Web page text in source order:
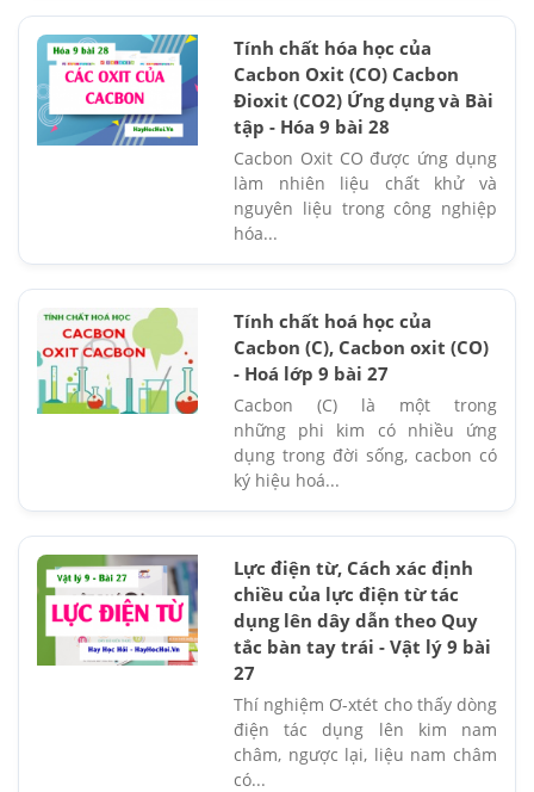
Tính chất hóa học của
Cacbon Oxit (CO) Cacbon
Đioxit (CO2) Ứng dụng và Bài
tập - Hóa 9 bài 28
Cacbon Oxit CO được ứng dụng
làm nhiên liệu chất khử và
nguyên liệu trong công nghiệp
hóa...
Tính chất hoá học của
Cacbon (C), Cacbon oxit (CO)
- Hoá lớp 9 bài 27
Cacbon (C) là một trong
những phi kim có nhiều ứng
dụng trong đời sống, cacbon có
ký hiệu hoá...
Lực điện từ, Cách xác định
chiều của lực điện từ tác
dụng lên dây dẫn theo Quy
tắc bàn tay trái - Vật lý 9 bài
27
Thí nghiệm Ơ-xtét cho thấy dòng
điện tác dụng lên kim nam
châm, ngược lại, liệu nam châm
có...